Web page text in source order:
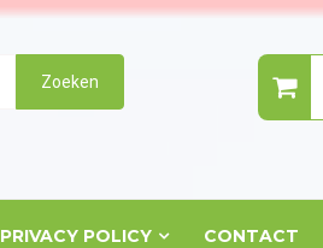
Zoeken
PRIVACY POLICY CONTACT